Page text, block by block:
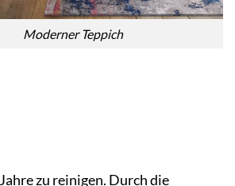
Moderner Teppich
zu reinigen. Durch die